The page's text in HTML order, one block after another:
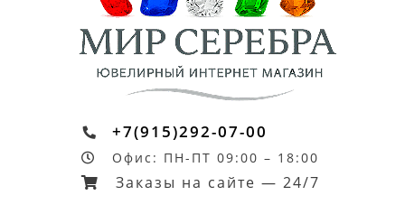
+7(915)292-07-00
Офис: ПН-ПТ 09:00 – 18:00
Заказы на сайте — 24/7